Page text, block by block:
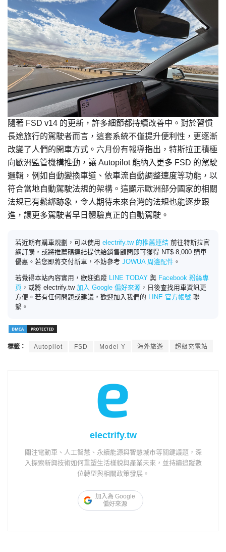
隨著 FSD v14 的更新，許多細節都持續改善中。對於習慣
長途旅行的駕駛者而言，這套系統不僅提升便利性，更逐漸
改變了人們的開車方式。六月份有報導指出，特斯拉正積極
向歐洲監管機構推動，讓 Autopilot 能納入更多 FSD 的駕駛
邏輯，例如自動變換車道、依車流自動調整速度等功能，以
符合當地自動駕駛法規的架構。這顯示歐洲部分國家的相關
法規已有鬆綁跡象，令人期待未來台灣的法規也能逐步跟
進，讓更多駕駛者早日體驗真正的自動駕駛。
若近期有購車規劃，可以使用 electrify.tw 的推薦連結 前往特斯拉官
網訂購，或將推薦碼連結提供給銷售顧問即可獲得 NT$ 8,000 購車
優惠。若您即將交付新車，不妨參考 JOWUA 周邊配件 。
若覺得本站內容實用，歡迎追蹤 LINE TODAY 與 Facebook 粉絲專
頁 ，或將 electrify.tw 加入 Google 偏好來源 ，日後查找用車資訊更
方便。若有任何問題或建議，歡迎加入我們的 LINE 官方帳號 聯
繫。
標籤： Autopilot FSD Model Y 海外旅遊 超級充電站
electrify.tw
關注電動車、人工智慧、永續能源與智慧城市等關鍵議題，深
入探索新興技術如何重塑生活樣貌與產業未來，並持續追蹤數
位轉型與相關政策發展。
加入為 Google
偏好來源